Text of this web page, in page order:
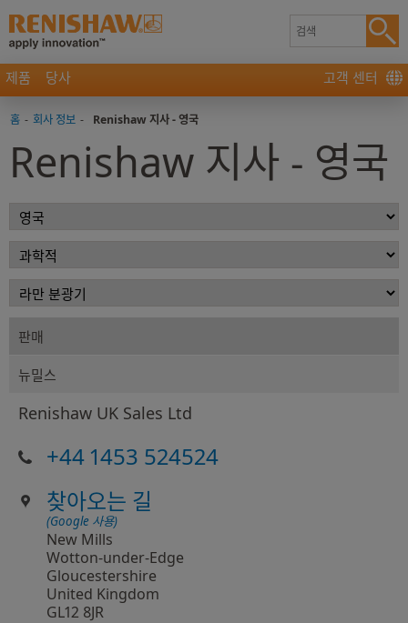
제품 당사 고객 센터
홈 - 회사 정보 - Renishaw 지사 - 영국
Renishaw 지사 - 영국
판매
뉴밀스
Renishaw UK Sales Ltd
+44 1453 524524
찾아오는 길
(Google 사용)
New Mills
Wotton-under-Edge
Gloucestershire
United Kingdom
GL12 8JR